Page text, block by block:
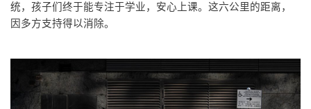
统，孩子们终于能专注于学业，安心上课。这六公里的距离，
因多方支持得以消除。